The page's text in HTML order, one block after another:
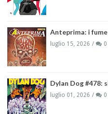
Anteprima: i
luglio 15, 2026 0
Dylan Dog #478:
luglio 01, 2026 0